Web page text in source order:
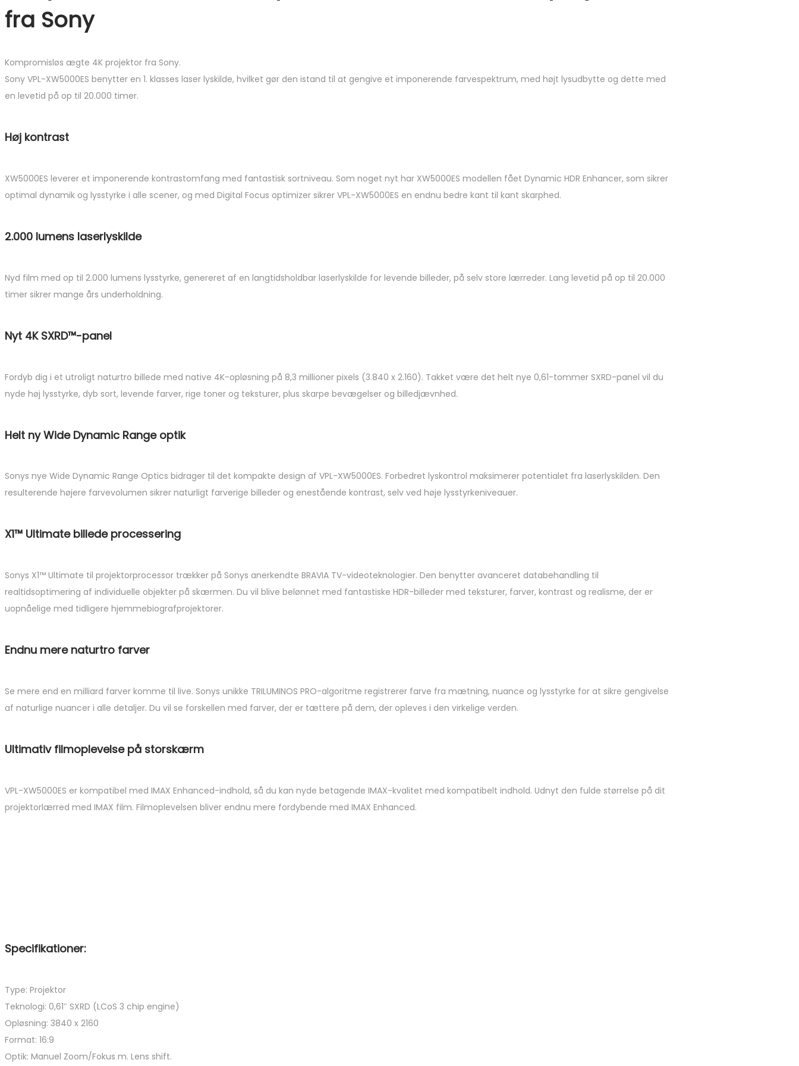
fra Sony
Kompromisløs ægte 4K projektor fra Sony.
Sony VPL-XW5000ES benytter en 1. klasses laser lyskilde, hvilket gør den istand til at gengive et imponerende farvespektrum, med højt lysudbytte og dette med
en levetid på op til 20.000 timer.
Høj kontrast
XW5000ES leverer et imponerende kontrastomfang med fantastisk sortniveau. Som noget nyt har XW5000ES modellen fået Dynamic HDR Enhancer, som sikrer
optimal dynamik og lysstyrke i alle scener, og med Digital Focus optimizer sikrer VPL-XW5000ES en endnu bedre kant til kant skarphed.
2.000 lumens laserlyskilde
Nyd film med op til 2.000 lumens lysstyrke, genereret af en langtidsholdbar laserlyskilde for levende billeder, på selv store lærreder. Lang levetid på op til 20.000
timer sikrer mange års underholdning.
Nyt 4K SXRD™-panel
Fordyb dig i et utroligt naturtro billede med native 4K-opløsning på 8,3 millioner pixels (3.840 x 2.160). Takket være det helt nye 0,61-tommer SXRD-panel vil du
nyde høj lysstyrke, dyb sort, levende farver, rige toner og teksturer, plus skarpe bevægelser og billedjævnhed.
Helt ny Wide Dynamic Range optik
Sonys nye Wide Dynamic Range Optics bidrager til det kompakte design af VPL-XW5000ES. Forbedret lyskontrol maksimerer potentialet fra laserlyskilden. Den
resulterende højere farvevolumen sikrer naturligt farverige billeder og enestående kontrast, selv ved høje lysstyrkeniveauer.
X1™ Ultimate billede processering
Sonys X1™ Ultimate til projektorprocessor trækker på Sonys anerkendte BRAVIA TV-videoteknologier. Den benytter avanceret databehandling til
realtidsoptimering af individuelle objekter på skærmen. Du vil blive belønnet med fantastiske HDR-billeder med teksturer, farver, kontrast og realisme, der er
uopnåelige med tidligere hjemmebiografprojektorer.
Endnu mere naturtro farver
Se mere end en milliard farver komme til live. Sonys unikke TRILUMINOS PRO-algoritme registrerer farve fra mætning, nuance og lysstyrke for at sikre gengivelse
af naturlige nuancer i alle detaljer. Du vil se forskellen med farver, der er tættere på dem, der opleves i den virkelige verden.
Ultimativ filmoplevelse på storskærm
VPL-XW5000ES er kompatibel med IMAX Enhanced-indhold, så du kan nyde betagende IMAX-kvalitet med kompatibelt indhold. Udnyt den fulde størrelse på dit
projektorlærred med IMAX film. Filmoplevelsen bliver endnu mere fordybende med IMAX Enhanced.
Specifikationer:
Type: Projektor
Teknologi: 0,61″ SXRD (LCoS 3 chip engine)
Opløsning: 3840 x 2160
Format: 16:9
Optik: Manuel Zoom/Fokus m. Lens shift.